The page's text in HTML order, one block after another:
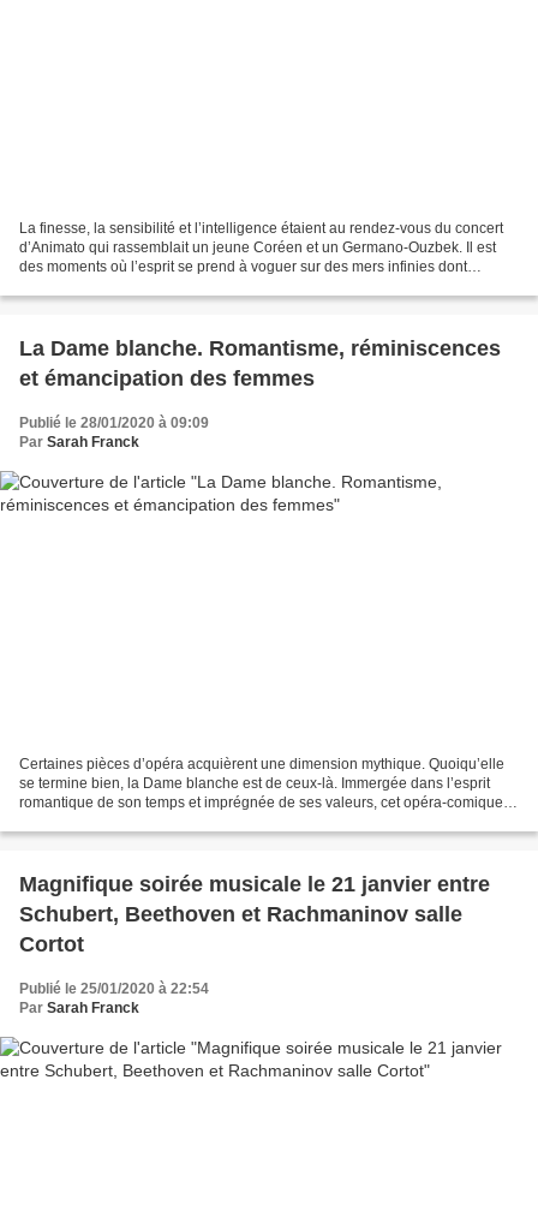
La finesse, la sensibilité et l’intelligence étaient au rendez-vous du concert
d’Animato qui rassemblait un jeune Coréen et un Germano-Ouzbek. Il est
des moments où l’esprit se prend à voguer sur des mers infinies dont
La Dame blanche. Romantisme, réminiscences
et émancipation des femmes
Publié le 28/01/2020 à 09:09
Par Sarah Franck
Certaines pièces d’opéra acquièrent une dimension mythique. Quoiqu’elle
se termine bien, la Dame blanche est de ceux-là. Immergée dans l’esprit
romantique de son temps et imprégnée de ses valeurs, cet opéra-comique
Magnifique soirée musicale le 21 janvier entre
Schubert, Beethoven et Rachmaninov salle
Cortot
Publié le 25/01/2020 à 22:54
Par Sarah Franck